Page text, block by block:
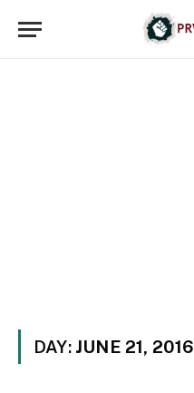
DAY: JUNE 21, 2016